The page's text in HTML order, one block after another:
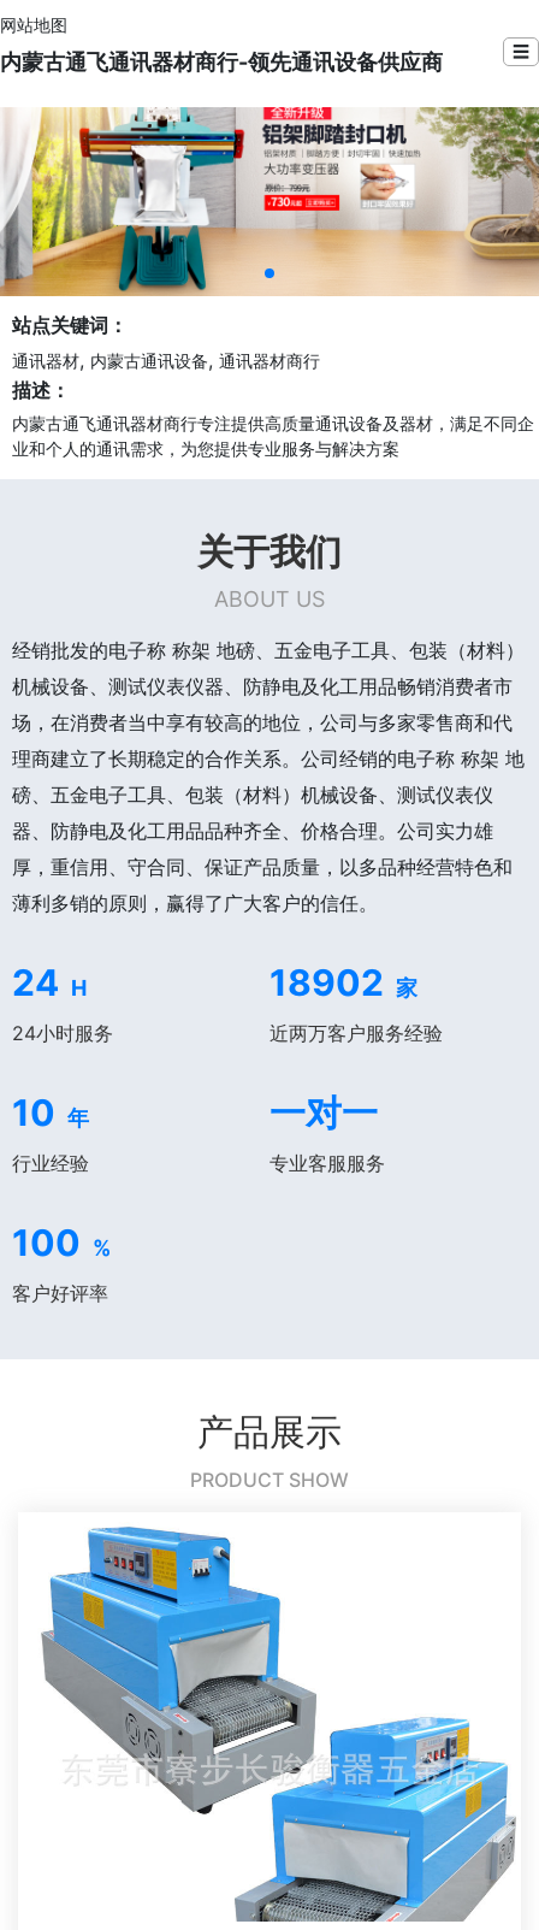
网站地图
内蒙古通飞通讯器材商行-领先通讯设备供应商 ☰
站点关键词：
通讯器材, 内蒙古通讯设备, 通讯器材商行
描述：
内蒙古通飞通讯器材商行专注提供高质量通讯设备及器材，满足不同企
业和个人的通讯需求，为您提供专业服务与解决方案
关于我们
ABOUT US
经销批发的电子称 称架 地磅、五金电子工具、包装（材料）
机械设备、测试仪表仪器、防静电及化工用品畅销消费者市
场，在消费者当中享有较高的地位，公司与多家零售商和代
理商建立了长期稳定的合作关系。公司经销的电子称 称架 地
磅、五金电子工具、包装（材料）机械设备、测试仪表仪
器、防静电及化工用品品种齐全、价格合理。公司实力雄
厚，重信用、守合同、保证产品质量，以多品种经营特色和
薄利多销的原则，赢得了广大客户的信任。
24 H
24小时服务
18902 家
近两万客户服务经验
10 年
行业经验
一对一
专业客服服务
100 %
客户好评率
产品展示
PRODUCT SHOW